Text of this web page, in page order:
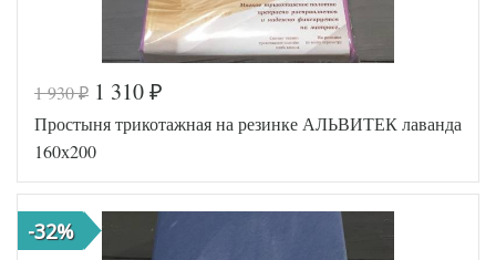
1 930₽ 1 310 ₽
Простыня трикотажная на резинке АЛЬВИТЕК лаванда
160х200
-32%